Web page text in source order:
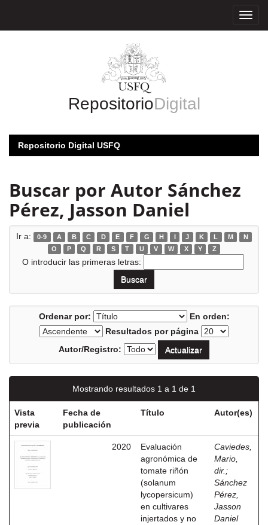
RepositorioDigital
Repositorio Digital USFQ
Buscar por Autor Sánchez
Pérez, Jasson Daniel
Ir a: 0-9 A B C D E F G H I J K L M
N
O
P Q R S T U V W X Y Z
O introducir las primeras letras:
Ordenar por:
En orden:
Resultados por página
Autor/Registro:
Mostrando resultados 1 a 1 de 1
Vista
previa
Fecha de
publicación
Título Autor(es)
2020
Evaluación
agronómica de
tomate riñón
(solanum
lycopersicum)
en cultivares
injertados y no
Caviedes,
Mario,
dir. ;
Sánchez
Pérez,
Jasson
Daniel